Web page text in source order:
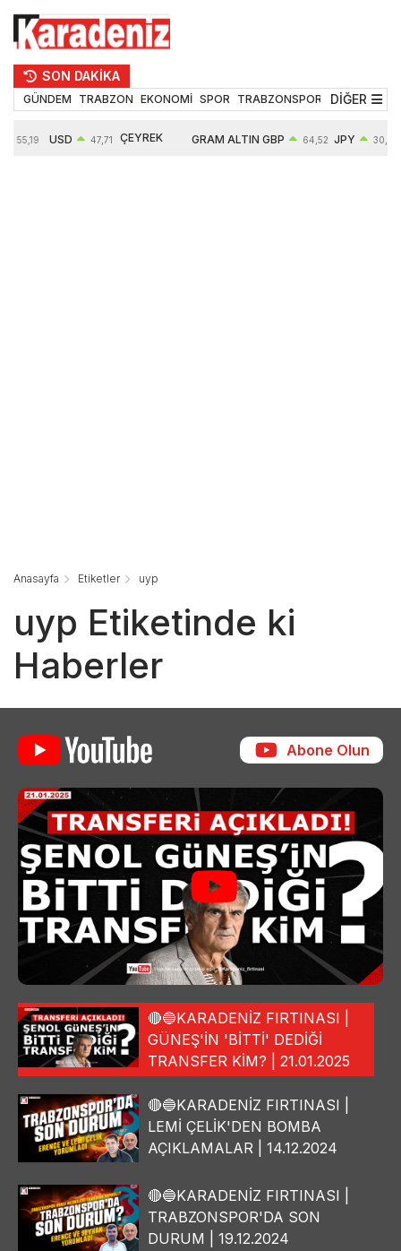
SON DAKİKA
GÜNDEM TRABZON EKONOMİ SPOR TRABZONSPOR TEKNOLOJİ
DİĞER
55,19 USD 47,71 ÇEYREK GRAM ALTIN GBP 64,52 JPY 30,31
Anasayfa Etiketler uyp
uyp Etiketinde ki
Haberler
Abone Olun
🔴🔵KARADENİZ FIRTINASI |
GÜNEŞ'İN 'BİTTİ' DEDİĞİ
TRANSFER KİM? | 21.01.2025
🔴🔵KARADENİZ FIRTINASI |
LEMİ ÇELİK'DEN BOMBA
AÇIKLAMALAR | 14.12.2024
🔴🔵KARADENİZ FIRTINASI |
TRABZONSPOR'DA SON
DURUM | 19.12.2024